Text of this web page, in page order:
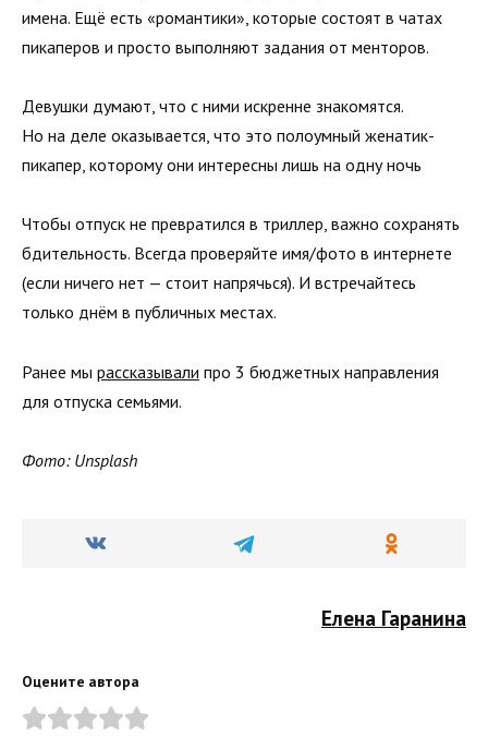
имена. Ещё есть «романтики», которые состоят в чатах
пикаперов и просто выполняют задания от менторов.
Девушки думают, что с ними искренне знакомятся.
Но на деле оказывается, что это полоумный женатик-
пикапер, которому они интересны лишь на одну ночь
Чтобы отпуск не превратился в триллер, важно сохранять
бдительность. Всегда проверяйте имя/фото в интернете
(если ничего нет — стоит напрячься). И встречайтесь
только днём в публичных местах.
Ранее мы рассказывали про 3 бюджетных направления
для отпуска семьями.
Фото: Unsplash
Елена Гаранина
Оцените автора